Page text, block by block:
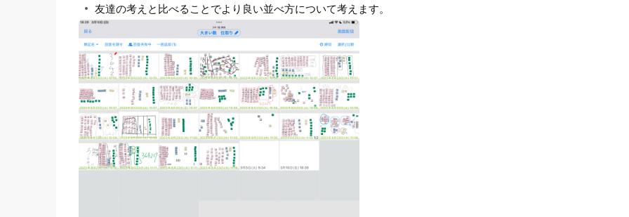
友達の考えと比べることでより良い並べ方について考えます。